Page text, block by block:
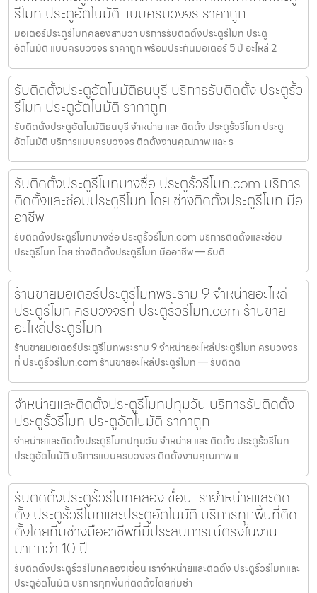
รีโมท ประตูอัตโนมัติ แบบครบวงจร ราคาถูก
มอเตอร์ประตูรีโมทคลองสามวา บริการรับติดตั้งประตูรีโมท ประตู
อัตโนมัติ แบบครบวงจร ราคาถูก พร้อมประกันมอเตอร์ 5 ปี อะไหล่ 2
รับติดตั้งประตูอัตโนมัติธนบุรี บริการรับติดตั้ง ประตูรั้ว
รีโมท ประตูอัตโนมัติ ราคาถูก
รับติดตั้งประตูอัตโนมัติธนบุรี จำหน่าย และ ติดตั้ง ประตูรั้วรีโมท ประตู
อัตโนมัติ บริการแบบครบวงจร ติดตั้งงานคุณภาพ และ ร
รับติดตั้งประตูรีโมทบางซื่อ ประตูรั้วรีโมท.com บริการ
ติดตั้งและซ่อมประตูรีโมท โดย ช่างติดตั้งประตูรีโมท มือ
อาชีพ
รับติดตั้งประตูรีโมทบางซื่อ ประตูรั้วรีโมท.com บริการติดตั้งและซ่อม
ประตูรีโมท โดย ช่างติดตั้งประตูรีโมท มืออาชีพ — รับติ
ร้านขายมอเตอร์ประตูรีโมทพระราม 9 จำหน่ายอะไหล่
ประตูรีโมท ครบวงจรที่ ประตูรั้วรีโมท.com ร้านขาย
อะไหล่ประตูรีโมท
ร้านขายมอเตอร์ประตูรีโมทพระราม 9 จำหน่ายอะไหล่ประตูรีโมท ครบวงจร
ที่ ประตูรั้วรีโมท.com ร้านขายอะไหล่ประตูรีโมท — รับติดต
จำหน่ายและติดตั้งประตูรีโมทปทุมวัน บริการรับติดตั้ง
ประตูรั้วรีโมท ประตูอัตโนมัติ ราคาถูก
จำหน่ายและติดตั้งประตูรีโมทปทุมวัน จำหน่าย และ ติดตั้ง ประตูรั้วรีโมท
ประตูอัตโนมัติ บริการแบบครบวงจร ติดตั้งงานคุณภาพ แ
รับติดตั้งประตูรั้วรีโมทคลองเขื่อน เราจำหน่ายและติด
ตั้ง ประตูรั้วรีโมทและประตูอัตโนมัติ บริการทุกพื้นที่ติด
ตั้งโดยทีมช่างมืออาชีพที่มีประสบการณ์ตรงในงาน
มากกว่า 10 ปี
รับติดตั้งประตูรั้วรีโมทคลองเขื่อน เราจำหน่ายและติดตั้ง ประตูรั้วรีโมทและ
ประตูอัตโนมัติ บริการทุกพื้นที่ติดตั้งโดยทีมช่า